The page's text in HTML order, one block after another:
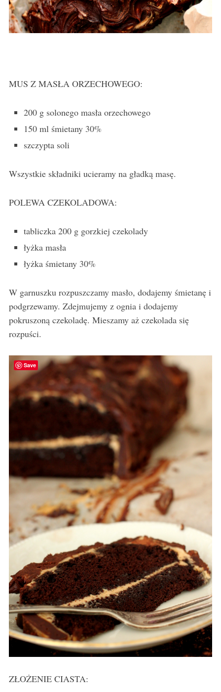
MUS Z MASŁA ORZECHOWEGO:
200 g solonego masła orzechowego
150 ml śmietany 30%
szczypta soli
Wszystkie składniki ucieramy na gładką masę.
POLEWA CZEKOLADOWA:
tabliczka 200 g gorzkiej czekolady
łyżka masła
łyżka śmietany 30%
W garnuszku rozpuszczamy masło, dodajemy śmietanę i
podgrzewamy. Zdejmujemy z ognia i dodajemy
pokruszoną czekoladę. Mieszamy aż czekolada się
rozpuści.
ZŁOŻENIE CIASTA:
Save